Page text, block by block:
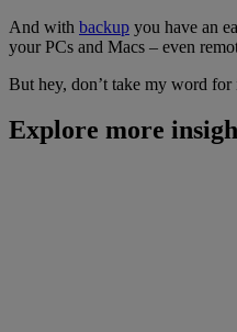
And with backup you have an
your PCs and Macs – even
But hey, don’t take my word for
Explore more